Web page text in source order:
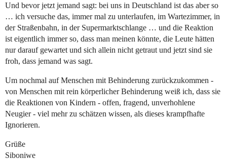
Und bevor jetzt jemand sagt: bei uns in Deutschland ist das aber so
… ich versuche das, immer mal zu unterlaufen, im Wartezimmer, in
der Straßenbahn, in der Supermarktschlange … und die Reaktion
ist eigentlich immer so, dass man meinen könnte, die Leute hätten
nur darauf gewartet und sich allein nicht getraut und jetzt sind sie
froh, dass jemand was sagt.
Um nochmal auf Menschen mit Behinderung zurückzukommen -
von Menschen mit rein körperlicher Behinderung weiß ich, dass sie
die Reaktionen von Kindern - offen, fragend, unverhohlene
Neugier - viel mehr zu schätzen wissen, als dieses krampfhafte
Ignorieren.
Grüße
Siboniwe